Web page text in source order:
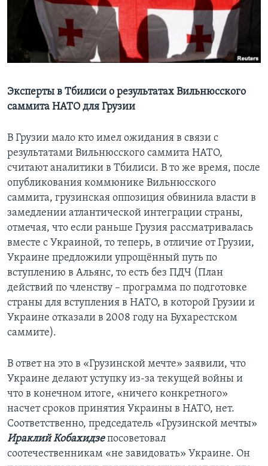
Learning English
СОЦИАЛЬНЫЕ СЕТИ
Языки
Эксперты в Тбилиси о результатах Вильнюсского
саммита НАТО для Грузии
В Грузии мало кто имел ожидания в связи с
результатами Вильнюсского саммита НАТО,
считают аналитики в Тбилиси. В то же время, после
опубликования коммюнике Вильнюсского
саммита, грузинская оппозиция обвинила власти в
замедлении атлантической интеграции страны,
отмечая, что если раньше Грузия рассматривалась
вместе с Украиной, то теперь, в отличие от Грузии,
Украине предложили упрощённый путь по
вступлению в Альянс, то есть без ПДЧ (План
действий по членству – программа по подготовке
страны для вступления в НАТО, в которой Грузии и
Украине отказали в 2008 году на Бухарестском
саммите).
В ответ на это в «Грузинской мечте» заявили, что
Украине делают уступку из-за текущей войны и
что в конечном итоге, «ничего конкретного»
насчет сроков принятия Украины в НАТО, нет.
Соответственно, председатель «Грузинской мечты»
Ираклий Кобахидзепосоветовал
соотечественникам «не завидовать» Украине. Он